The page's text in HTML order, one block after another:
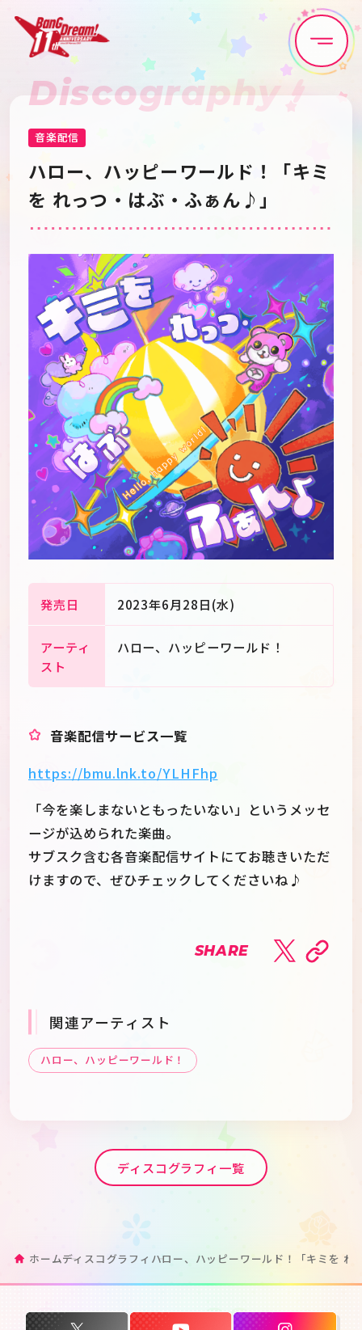
Home News
Live•Event
Artist Anime
Schedule About
Goods
JPEN
Discography
音楽配信
ハロー、ハッピーワールド！「キミ
を れっつ・はぶ・ふぁん♪」
発売日 2023年6月28日(水)
アーティ
スト
ハロー、ハッピーワールド！
音楽配信サービス一覧
https://bmu.lnk.to/YLHFhp
「今を楽しまないともったいない」というメッセ
ージが込められた楽曲。
サブスク含む各音楽配信サイトにてお聴きいただ
けますので、ぜひチェックしてくださいね♪
SHARE
関連アーティスト
ハロー、ハッピーワールド！
ディスコグラフィ一覧
ホームディスコグラフィ ハロー、ハッピーワールド！「キミを